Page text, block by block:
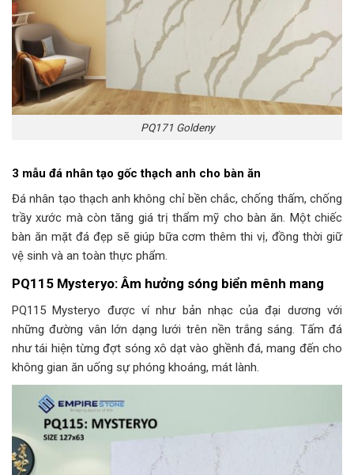
PQ171 Goldeny
3 mẫu đá nhân tạo gốc thạch anh cho bàn ăn
Đá nhân tạo thạch anh không chỉ bền chắc, chống thấm, chống
trầy xước mà còn tăng giá trị thẩm mỹ cho bàn ăn. Một chiếc
bàn ăn mặt đá đẹp sẽ giúp bữa cơm thêm thi vị, đồng thời giữ
vệ sinh và an toàn thực phẩm.
PQ115 Mysteryo: Âm hưởng sóng biển mênh mang
PQ115 Mysteryo được ví như bản nhạc của đại dương với
những đường vân lớn dạng lưới trên nền trắng sáng. Tấm đá
như tái hiện từng đợt sóng xô dạt vào ghềnh đá, mang đến cho
không gian ăn uống sự phóng khoáng, mát lành.